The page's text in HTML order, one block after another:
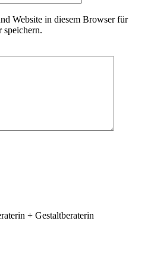
Website in diesem Browser für
speichern.
+ Gestaltberaterin